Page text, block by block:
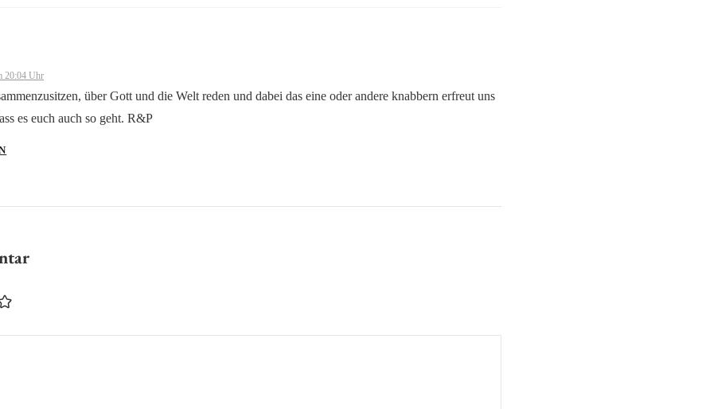
Abzeichen!
CleanTalk
20:04 Uhr
über Gott und die Welt reden und dabei das eine oder andere knabbern erfreut uns
es euch auch so geht. R&P